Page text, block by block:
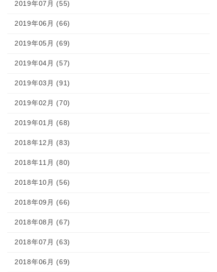
2019年07月 (55)
2019年06月 (66)
2019年05月 (69)
2019年04月 (57)
2019年03月 (91)
2019年02月 (70)
2019年01月 (68)
2018年12月 (83)
2018年11月 (80)
2018年10月 (56)
2018年09月 (66)
2018年08月 (67)
2018年07月 (63)
2018年06月 (69)